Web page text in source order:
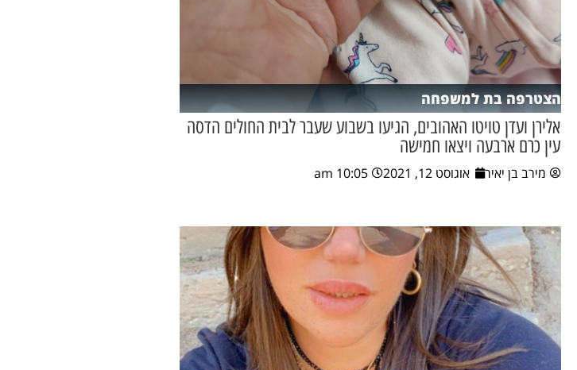
הצטרפה בת למשפחה
אלירן ועדן טויטו האהובים, הגיעו בשבוע שעבר לבית החולים הדסה
עין כרם ארבעה ויצאו חמישה
מירב בן יאיר אוגוסט 12, 2021 10:05 am